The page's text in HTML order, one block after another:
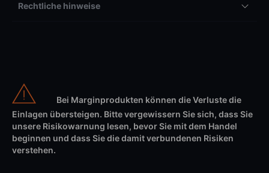
Rechtliche hinweise
Bei Marginprodukten können die Verluste die
Einlagen übersteigen. Bitte vergewissern Sie sich, dass Sie
unsere Risikowarnung lesen, bevor Sie mit dem Handel
beginnen und dass Sie die damit verbundenen Risiken
verstehen.